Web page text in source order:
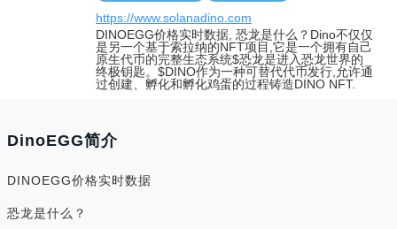
https://www.solanadino.com
DINOEGG价格实时数据, 恐龙是什么？Dino不仅仅
是另一个基于索拉纳的NFT项目,它是一个拥有自己
原生代币的完整生态系统$恐龙是进入恐龙世界的
终极钥匙。$DINO作为一种可替代代币发行,允许通
过创建、孵化和孵化鸡蛋的过程铸造DINO NFT.
DinoEGG简介
DINOEGG价格实时数据
恐龙是什么？